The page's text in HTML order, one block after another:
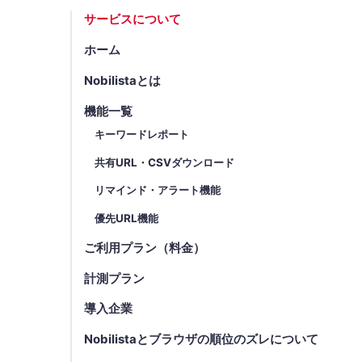
サービスについて
ホーム
Nobilistaとは
機能一覧
キーワードレポート
共有URL・CSVダウンロード
リマインド・アラート機能
優先URL機能
ご利用プラン（料金）
計測プラン
導入企業
Nobilistaとブラウザの順位のズレについて